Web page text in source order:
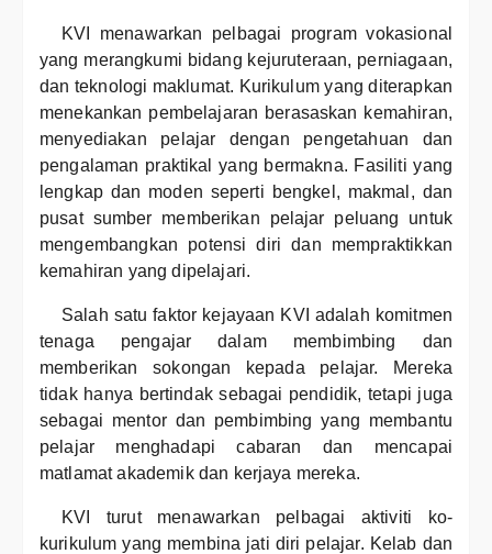
KVI menawarkan pelbagai program vokasional
yang merangkumi bidang kejuruteraan, perniagaan,
dan teknologi maklumat. Kurikulum yang diterapkan
menekankan pembelajaran berasaskan kemahiran,
menyediakan pelajar dengan pengetahuan dan
pengalaman praktikal yang bermakna. Fasiliti yang
lengkap dan moden seperti bengkel, makmal, dan
pusat sumber memberikan pelajar peluang untuk
mengembangkan potensi diri dan mempraktikkan
kemahiran yang dipelajari.
Salah satu faktor kejayaan KVI adalah komitmen
tenaga pengajar dalam membimbing dan
memberikan sokongan kepada pelajar. Mereka
tidak hanya bertindak sebagai pendidik, tetapi juga
sebagai mentor dan pembimbing yang membantu
pelajar menghadapi cabaran dan mencapai
matlamat akademik dan kerjaya mereka.
KVI turut menawarkan pelbagai aktiviti ko-
kurikulum yang membina jati diri pelajar. Kelab dan